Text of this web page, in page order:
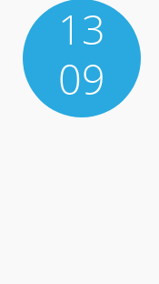
13
09